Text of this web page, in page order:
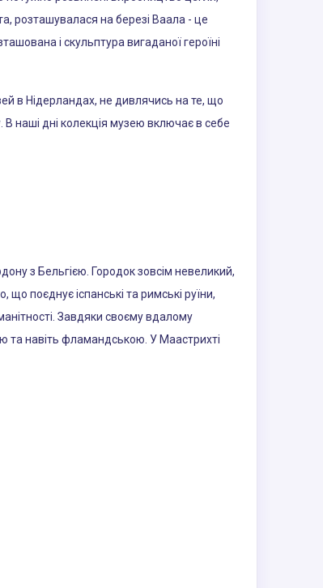
розташувалася на березі Ваала - це
і скульптура вигаданої героїні
в Нідерландах, не дивлячись на те, що
наші дні колекція музею включає в себе
з Бельгією. Городок зовсім невеликий,
поєднує іспанські та римські руїни,
Завдяки своєму вдалому
та навіть фламандською. У Маастрихті